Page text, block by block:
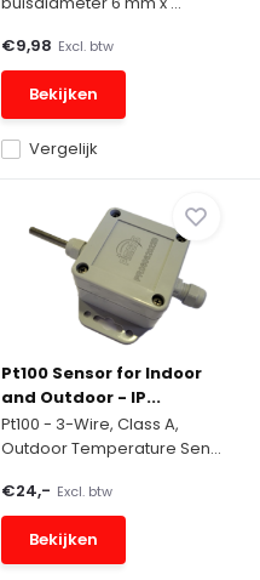
Vergelijk
€9,98 Excl. btw
Bekijken
Pt100 Sensor for Indoor
and Outdoor - IP...
Pt100 - 3-Wire, Class A,
Outdoor Temperature Sen...
€24,- Excl. btw
Bekijken